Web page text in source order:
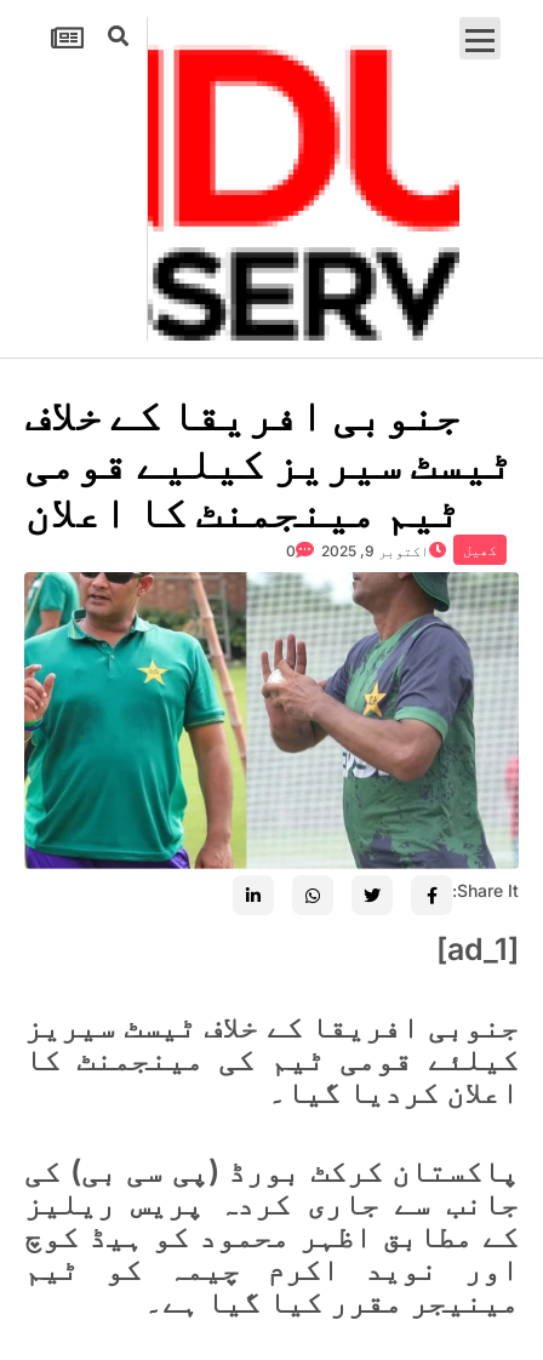
جنوبی افریقا کے خلاف
ٹیسٹ سیریز کیلیے قومی
ٹیم مینجمنٹ کا اعلان
کھیل اکتوبر 9, 2025 0
Share It:
[ad_1]
جنوبی افریقا کے خلاف ٹیسٹ سیریز
کیلئے قومی ٹیم کی مینجمنٹ کا
اعلان کردیا گیا۔
پاکستان کرکٹ بورڈ (پی سی بی) کی
جانب سے جاری کردہ پریس ریلیز
کے مطابق اظہر محمود کو ہیڈ کوچ
اور نوید اکرم چیمہ کو ٹیم
مینیجر مقرر کیا گیا ہے۔